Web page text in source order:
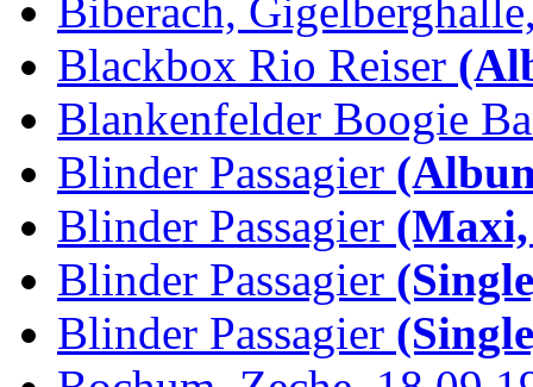
Biberach,
Blackbox Rio Reiser
Blankenfelder Boogie
Blinder Passagier
Blinder Passagier
Blinder Passagier
Blinder Passagier